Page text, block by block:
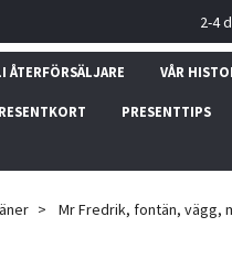
2-4
ÅTERFÖRSÄLJARE VÅR
PRESENTTIPS
Mr Fredrik, fontän, vägg,